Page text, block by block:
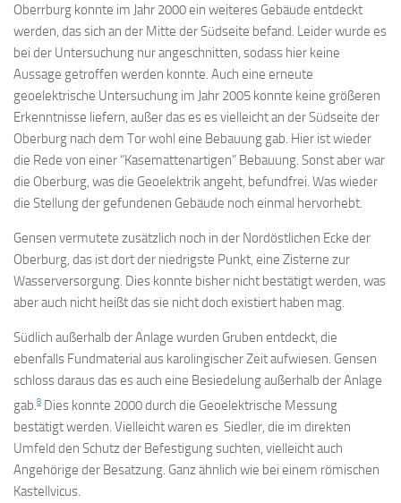
Oberrburg konnte im Jahr 2000 ein weiteres Gebäude entdeckt
werden, das sich an der Mitte der Südseite befand. Leider wurde es
bei der Untersuchung nur angeschnitten, sodass hier keine
Aussage getroffen werden konnte. Auch eine erneute
geoelektrische Untersuchung im Jahr 2005 konnte keine größeren
Erkenntnisse liefern, außer das es es vielleicht an der Südseite der
Oberburg nach dem Tor wohl eine Bebauung gab. Hier ist wieder
die Rede von einer “Kasemattenartigen” Bebauung. Sonst aber war
die Oberburg, was die Geoelektrik angeht, befundfrei. Was wieder
die Stellung der gefundenen Gebäude noch einmal hervorhebt.
Gensen vermutete zusätzlich noch in der Nordöstlichen Ecke der
Oberburg, das ist dort der niedrigste Punkt, eine Zisterne zur
Wasserversorgung. Dies konnte bisher nicht bestätigt werden, was
aber auch nicht heißt das sie nicht doch existiert haben mag.
Südlich außerhalb der Anlage wurden Gruben entdeckt, die
ebenfalls Fundmaterial aus karolingischer Zeit aufwiesen. Gensen
schloss daraus das es auch eine Besiedelung außerhalb der Anlage
gab.8 Dies konnte 2000 durch die Geoelektrische Messung
bestätigt werden. Vielleicht waren es Siedler, die im direkten
Umfeld den Schutz der Befestigung suchten, vielleicht auch
Angehörige der Besatzung. Ganz ähnlich wie bei einem römischen
Kastellvicus.